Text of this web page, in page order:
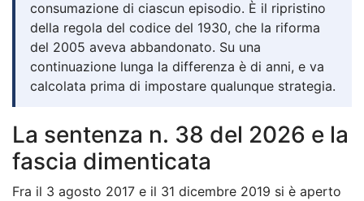
consumazione di ciascun episodio. È il ripristino
della regola del codice del 1930, che la riforma
del 2005 aveva abbandonato. Su una
continuazione lunga la differenza è di anni, e va
calcolata prima di impostare qualunque strategia.
La sentenza n. 38 del 2026 e la
fascia dimenticata
Fra il 3 agosto 2017 e il 31 dicembre 2019 si è aperto